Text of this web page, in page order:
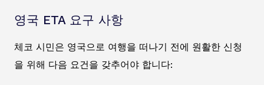
영국 ETA 요구 사항
체코 시민은 영국으로 여행을 떠나기 전에 원활한 신청
을 위해 다음 요건을 갖추어야 합니다: